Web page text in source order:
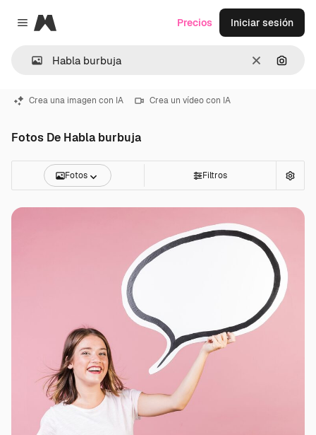
Close menu
Magnific
Borrar
Precios Iniciar sesión
Crea una imagen con IA Crea un vídeo con IA
Fotos De Habla burbuja
Fotos Filtros